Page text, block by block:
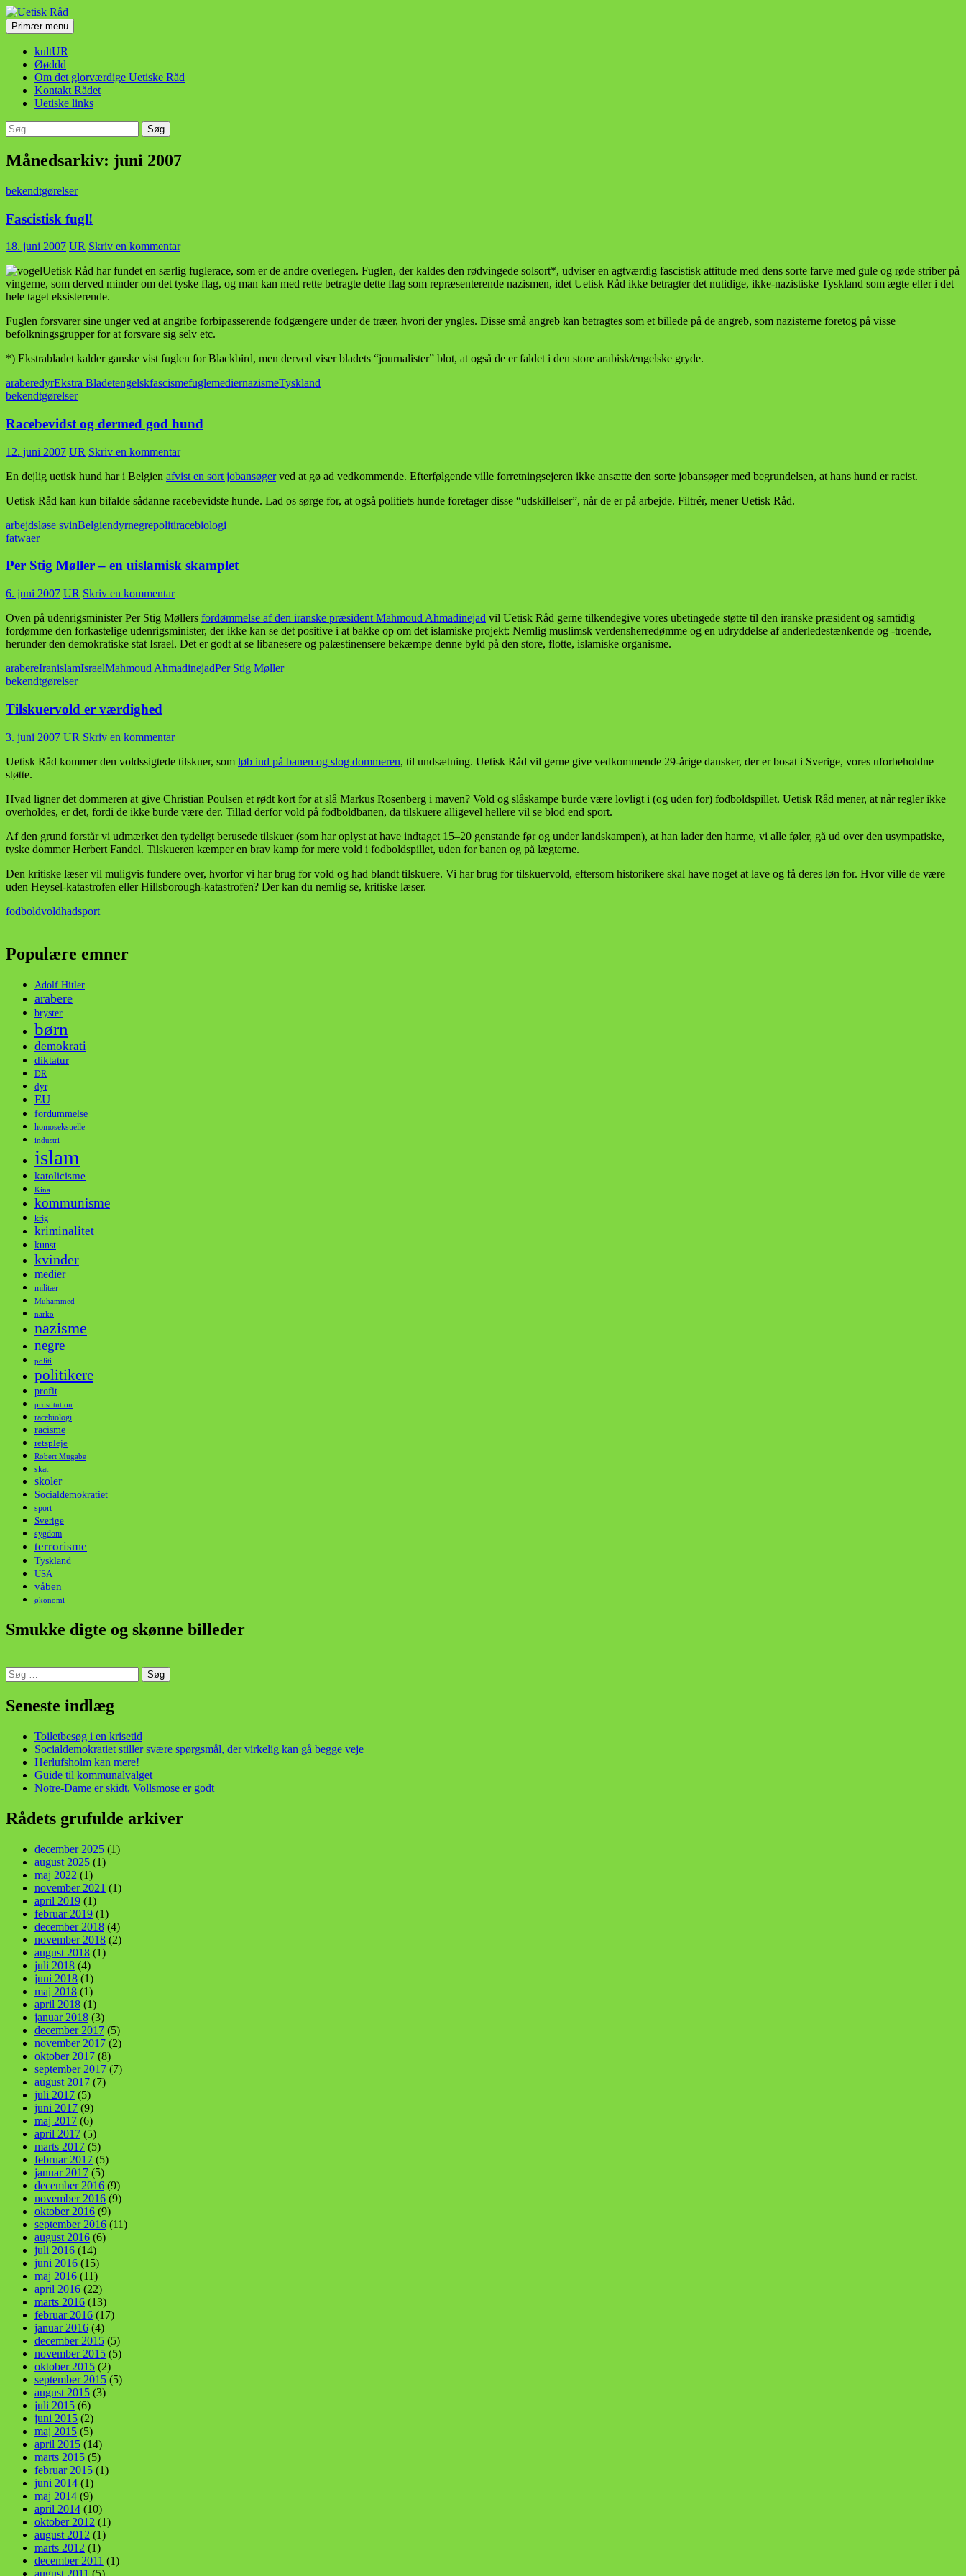
Hop
til
indhold
Uetisk Råd
SøgPrimær menu
kultUR
Øøddd
Om det glorværdige Uetiske Råd
Kontakt Rådet
Uetiske links
Søg
efter:
Månedsarkiv: juni 2007
bekendtgørelser
Fascistisk fugl!
18. juni 2007 UR Skriv en kommentar
Uetisk Råd har fundet en særlig fuglerace, som er de andre overlegen. Fuglen, der kaldes den rødvingede solsort*, udviser en agtværdig fascistisk attitude med dens sorte farve med gule og røde striber på
vingerne, som derved minder om det tyske flag, og man kan med rette betragte dette flag som repræsenterende nazismen, idet Uetisk Råd ikke betragter det nutidige, ikke-nazistiske Tyskland som ægte eller i det
hele taget eksisterende.
Fuglen forsvarer sine unger ved at angribe forbipasserende fodgængere under de træer, hvori der yngles. Disse små angreb kan betragtes som et billede på de angreb, som nazisterne foretog på visse
befolkningsgrupper for at forsvare sig selv etc.
*) Ekstrabladet kalder ganske vist fuglen for Blackbird, men derved viser bladets “journalister” blot, at også de er faldet i den store arabisk/engelske gryde.
araberedyrEkstra BladetengelskfascismefuglemediernazismeTyskland
bekendtgørelser
Racebevidst og dermed god hund
12. juni 2007 UR Skriv en kommentar
En dejlig uetisk hund har i Belgien afvist en sort jobansøgerved at gø ad vedkommende. Efterfølgende ville forretningsejeren ikke ansætte den sorte jobansøger med begrundelsen, at hans hund er racist.
Uetisk Råd kan kun bifalde sådanne racebevidste hunde. Lad os sørge for, at også politiets hunde foretager disse “udskillelser”, når de er på arbejde. Filtrér, mener Uetisk Råd.
arbejdsløse svinBelgiendyrnegrepolitiracebiologi
fatwaer
Per Stig Møller – en uislamisk skamplet
6. juni 2007 UR Skriv en kommentar
Oven på udenrigsminister Per Stig Møllers fordømmelse af den iranske præsident Mahmoud Ahmadinejad vil Uetisk Råd gerne tilkendegive vores ubetingede støtte til den iranske præsident og samtidig
fordømme den forkastelige udenrigsminister, der ikke kan se det positive i at bakke op om det islamiske projekt: Nemlig muslimsk verdensherredømme og en udryddelse af anderledestænkende og -troende,
herunder den demokratiske stat Israel. Det er godt at se libanesere og palæstinensere bekæmpe denne byld på den store, flotte, islamiske organisme.
arabereIranislamIsraelMahmoud AhmadinejadPer Stig Møller
bekendtgørelser
Tilskuervold er værdighed
3. juni 2007 UR Skriv en kommentar
Uetisk Råd kommer den voldssigtede tilskuer, som løb ind på banen og slog dommeren, til undsætning. Uetisk Råd vil gerne give vedkommende 29-årige dansker, der er bosat i Sverige, vores uforbeholdne
støtte.
Hvad ligner det dommeren at give Christian Poulsen et rødt kort for at slå Markus Rosenberg i maven? Vold og slåskampe burde være lovligt i (og uden for) fodboldspillet. Uetisk Råd mener, at når regler ikke
overholdes, er det, fordi de ikke burde være der. Tillad derfor vold på fodboldbanen, da tilskuere alligevel hellere vil se blod end sport.
Af den grund forstår vi udmærket den tydeligt berusede tilskuer (som har oplyst at have indtaget 15–20 genstande før og under landskampen), at han lader den harme, vi alle føler, gå ud over den usympatiske,
tyske dommer Herbert Fandel. Tilskueren kæmper en brav kamp for mere vold i fodboldspillet, uden for banen og på lægterne.
Den kritiske læser vil muligvis fundere over, hvorfor vi har brug for vold og had blandt tilskuere. Vi har brug for tilskuervold, eftersom historikere skal have noget at lave og få deres løn for. Hvor ville de være
uden Heysel-katastrofen eller Hillsborough-katastrofen? Der kan du nemlig se, kritiske læser.
fodboldvoldhadsport
Populære emner
Adolf Hitler
arabere
bryster
børn
demokrati
diktatur
DR
dyr
EU
fordummelse
homoseksuelle
industri
islam
katolicisme
Kina
kommunisme
krig
kriminalitet
kunst
kvinder
medier
militær
Muhammed
narko
nazisme
negre
politi
politikere
profit
prostitution
racebiologi
racisme
retspleje
Robert Mugabe
skat
skoler
Socialdemokratiet
sport
Sverige
sygdom
terrorisme
Tyskland
USA
våben
økonomi
Smukke digte og skønne billeder
Søg
efter:
Seneste indlæg
Toiletbesøg i en krisetid
Socialdemokratiet stiller svære spørgsmål, der virkelig kan gå begge veje
Herlufsholm kan mere!
Guide til kommunalvalget
Notre-Dame er skidt, Vollsmose er godt
Rådets grufulde arkiver
december 2025 (1)
august 2025 (1)
maj 2022 (1)
november 2021 (1)
april 2019 (1)
februar 2019 (1)
december 2018 (4)
november 2018 (2)
august 2018 (1)
juli 2018 (4)
juni 2018 (1)
maj 2018 (1)
april 2018 (1)
januar 2018 (3)
december 2017 (5)
november 2017 (2)
oktober 2017 (8)
september 2017 (7)
august 2017 (7)
juli 2017 (5)
juni 2017 (9)
maj 2017 (6)
april 2017 (5)
marts 2017 (5)
februar 2017 (5)
januar 2017 (5)
december 2016 (9)
november 2016 (9)
oktober 2016 (9)
september 2016 (11)
august 2016 (6)
juli 2016 (14)
juni 2016 (15)
maj 2016 (11)
april 2016 (22)
marts 2016 (13)
februar 2016 (17)
januar 2016 (4)
december 2015 (5)
november 2015 (5)
oktober 2015 (2)
september 2015 (5)
august 2015 (3)
juli 2015 (6)
juni 2015 (2)
maj 2015 (5)
april 2015 (14)
marts 2015 (5)
februar 2015 (1)
juni 2014 (1)
maj 2014 (9)
april 2014 (10)
oktober 2012 (1)
august 2012 (1)
marts 2012 (1)
december 2011 (1)
august 2011 (5)